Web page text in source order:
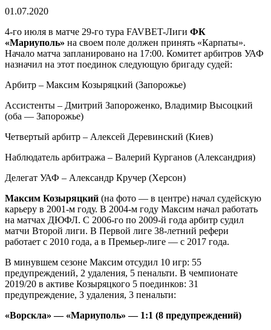
01.07.2020
4-го июля в матче 29-го тура FAVBET-Лиги ФК
«Мариуполь» на своем поле должен принять «Карпаты».
Начало матча запланировано на 17:00. Комитет арбитров УАФ
назначил на этот поединок следующую бригаду судей:
Арбитр – Максим Козыряцкий (Запорожье)
Ассистенты – Дмитрий Запороженко, Владимир Высоцкий
(оба — Запорожье)
Четвертый арбитр – Алексей Деревинский (Киев)
Наблюдатель арбитража – Валерий Курганов (Александрия)
Делегат УАФ – Александр Кручер (Херсон)
Максим Козыряцкий (на фото — в центре) начал судейскую
карьеру в 2001-м году. В 2004-м году Максим начал работать
на матчах ДЮФЛ. С 2006-го по 2009-й года арбитр судил
матчи Второй лиги. В Первой лиге 38-летний рефери
работает с 2010 года, а в Премьер-лиге — с 2017 года.
В минувшем сезоне Максим отсудил 10 игр: 55
предупреждений, 2 удаления, 5 пенальти. В чемпионате
2019/20 в активе Козыряцкого 5 поединков: 31
предупреждение, 3 удаления, 3 пенальти:
«Ворскла» — «Мариуполь» — 1:1 (8 предупреждений)